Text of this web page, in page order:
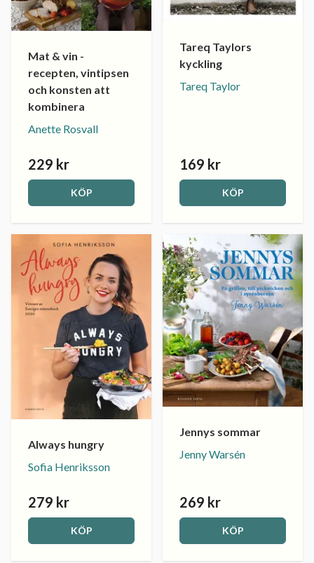
Mat & vin -
recepten, vintipsen
och konsten att
kombinera
Anette Rosvall
229 kr
KÖP
Tareq Taylors
kyckling
Tareq Taylor
169 kr
KÖP
Always hungry
Sofia Henriksson
279 kr
KÖP
Jennys sommar
Jenny Warsén
269 kr
KÖP